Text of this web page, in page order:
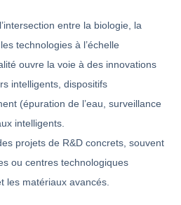
entre la biologie, la
technologies à l’échelle
ouvre la voie à des innovations
intelligents, dispositifs
(épuration de l’eau, surveillance
intelligents.
projets de R&D concrets, souvent
ou centres technologiques
les matériaux avancés.